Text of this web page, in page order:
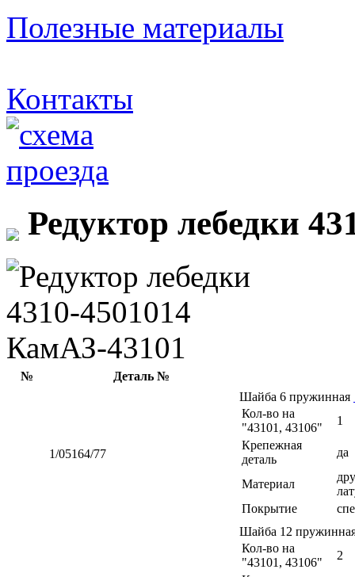
Полезные материалы
Контакты
Редуктор лебедки
№ Деталь №
1/05164/77
Шайба 6 пружинная
Кол-во на
"43101, 43106"
1
Крепежная
деталь
да
Материал
Покрытие
Шайба 12
Кол-во на
"43101, 43106"
2